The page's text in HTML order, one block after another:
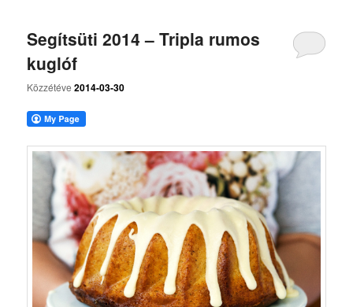
Segítsüti 2014 – Tripla rumos
kuglóf
Közzétéve2014-03-30